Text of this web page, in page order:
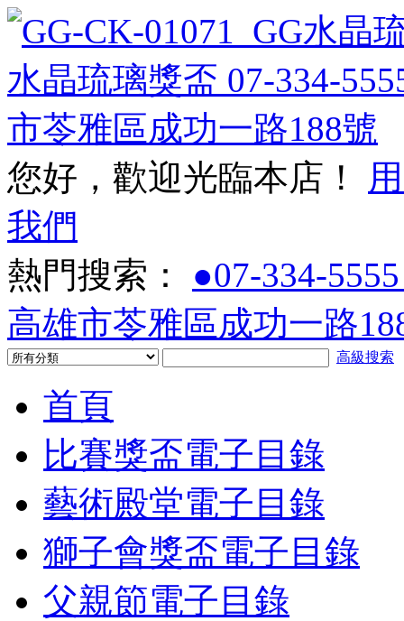
您好，歡迎光臨本店！
我們
熱門搜索： ●07-334-
高雄市苓雅區成功一路
高級搜索
首頁
比賽獎盃電子目錄
藝術殿堂電子目錄
獅子會獎盃電子目錄
父親節電子目錄